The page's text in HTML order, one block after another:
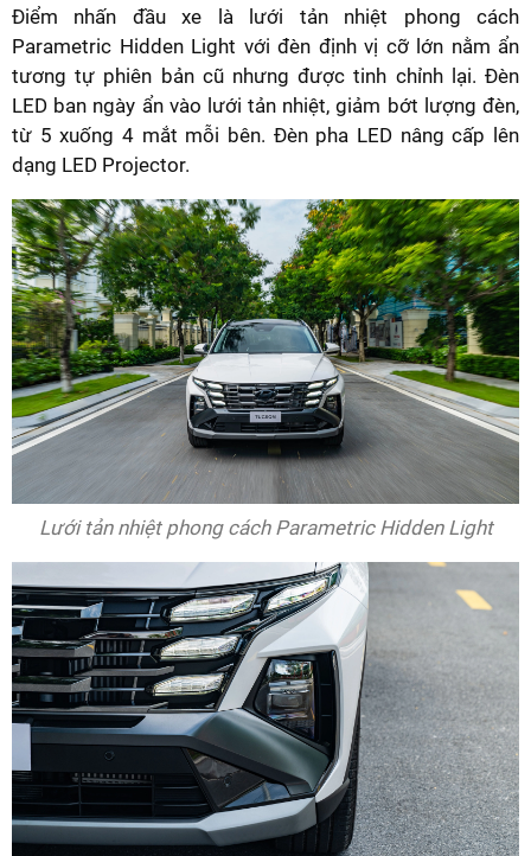
Điểm nhấn đầu xe là lưới tản nhiệt phong cách
Parametric Hidden Light với đèn định vị cỡ lớn nằm ẩn
tương tự phiên bản cũ nhưng được tinh chỉnh lại. Đèn
LED ban ngày ẩn vào lưới tản nhiệt, giảm bớt lượng đèn,
từ 5 xuống 4 mắt mỗi bên. Đèn pha LED nâng cấp lên
dạng LED Projector.
Lưới tản nhiệt phong cách Parametric Hidden Light